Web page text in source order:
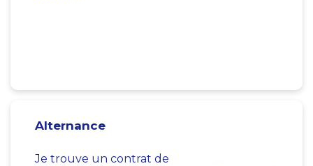
Alternance
Je trouve un contrat de